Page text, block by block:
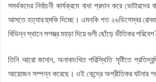
সমর্থকদের নির্বাচনী কার্যক্রমে বাধা প্রদান করে ভোটারদের
আসতে হত্যার হুমকি দিচ্ছে। এমনকি গত ২৬ডিসেম্বর রোববার
বিভিন্ন স্থানে সশস্ত্র মহড়া দিয়ে গুলী ছোঁড়ে ভীতিকর
তিনি আরো জানান, অনাকাংখিত পরিস্থিতি সৃষ্টিতে
আয়োজন সম্পন্ন করেছে। ওই কেন্দ্রে অপ্রীতিকর ঘটনার